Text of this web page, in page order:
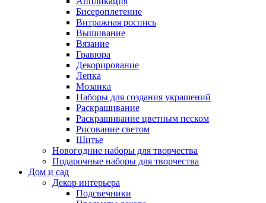
Бисероплетение
Витражная роспись
Вышивание
Вязание
Гравюра
Декорирование
Лепка
Мозаика
Наборы для создания украшений
Раскрашивание
Раскрашивание цветным песком
Рисование светом
Шитье
Новогодние наборы для творчества
Подарочные наборы для творчества
Дом и сад
Декор интерьера
Подсвечники